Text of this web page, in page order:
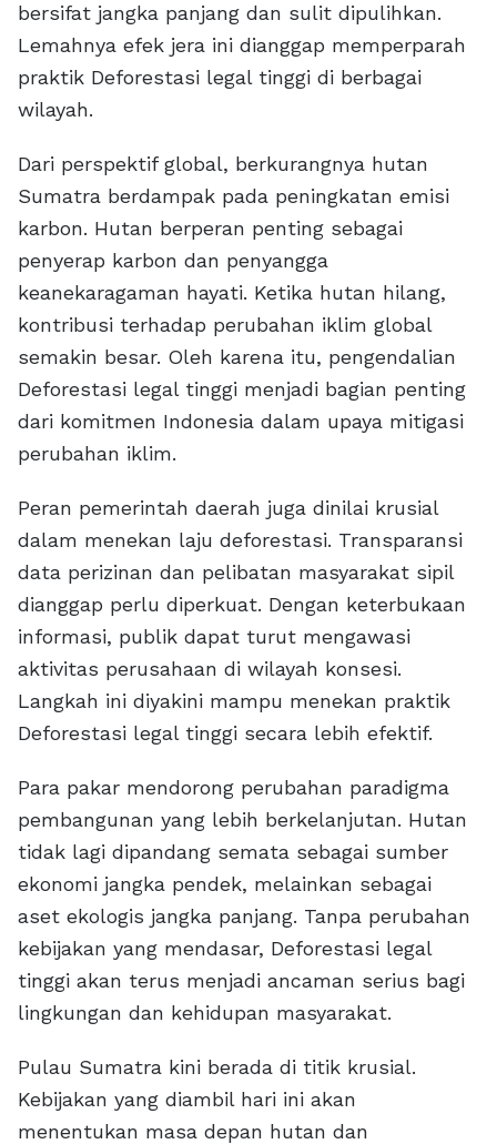
bersifat jangka panjang dan sulit dipulihkan.
Lemahnya efek jera ini dianggap memperparah
praktik Deforestasi legal tinggi di berbagai
wilayah.
Dari perspektif global, berkurangnya hutan
Sumatra berdampak pada peningkatan emisi
karbon. Hutan berperan penting sebagai
penyerap karbon dan penyangga
keanekaragaman hayati. Ketika hutan hilang,
kontribusi terhadap perubahan iklim global
semakin besar. Oleh karena itu, pengendalian
Deforestasi legal tinggi menjadi bagian penting
dari komitmen Indonesia dalam upaya mitigasi
perubahan iklim.
Peran pemerintah daerah juga dinilai krusial
dalam menekan laju deforestasi. Transparansi
data perizinan dan pelibatan masyarakat sipil
dianggap perlu diperkuat. Dengan keterbukaan
informasi, publik dapat turut mengawasi
aktivitas perusahaan di wilayah konsesi.
Langkah ini diyakini mampu menekan praktik
Deforestasi legal tinggi secara lebih efektif.
Para pakar mendorong perubahan paradigma
pembangunan yang lebih berkelanjutan. Hutan
tidak lagi dipandang semata sebagai sumber
ekonomi jangka pendek, melainkan sebagai
aset ekologis jangka panjang. Tanpa perubahan
kebijakan yang mendasar, Deforestasi legal
tinggi akan terus menjadi ancaman serius bagi
lingkungan dan kehidupan masyarakat.
Pulau Sumatra kini berada di titik krusial.
Kebijakan yang diambil hari ini akan
menentukan masa depan hutan dan